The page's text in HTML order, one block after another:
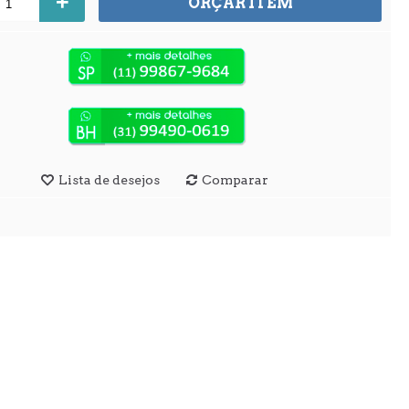
Lista de desejos Comparar